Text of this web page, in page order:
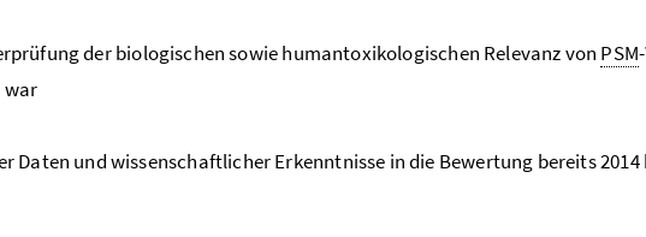
der biologischen sowie humantoxikologischen Relevanz von PSM
war
Daten und wissenschaftlicher Erkenntnisse in die Bewertung bereits